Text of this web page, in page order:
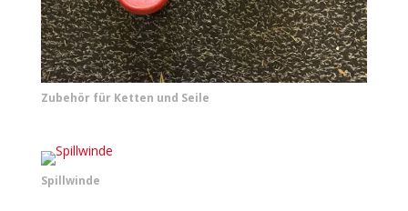
Zubehör für Ketten und Seile
Spillwinde